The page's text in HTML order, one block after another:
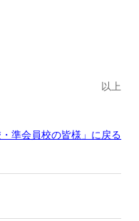
以上
・準会員校の皆様」に戻る